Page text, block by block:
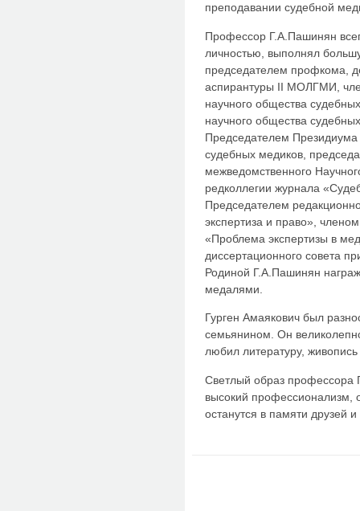
преподавании судебной
Профессор Г.А.Пашинян
личностью, выполнял
председателем профкома,
аспирантуры II МОЛГМИ,
научного общества
научного общества
Председателем Президиума
судебных медиков,
межведомственного
редколлегии журнала
Председателем
экспертиза и право»,
«Проблема экспертизы в
диссертационного совета
Родиной Г.А.Пашинян
медалями.
Гурген Амаякович был
семьянином. Он
любил литературу,
Светлый образ профессора
высокий профессионализм,
останутся в памяти друзей и